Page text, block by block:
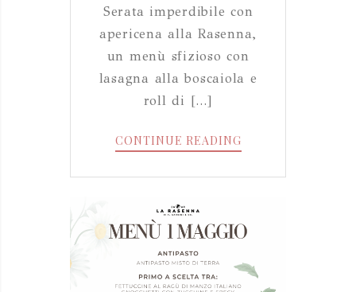
Serata imperdibile con
apericena alla Rasenna,
un menù sfizioso con
lasagna alla boscaiola e
roll di [...]
CONTINUE READINGAPERICENA
GIUGNO